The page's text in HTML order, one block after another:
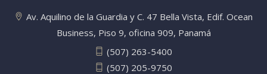
Av. Aquilino de la Guardia y C. 47 Bella Vista, Edif. Ocean
Business, Piso 9, oficina 909, Panamá
(507) 263-5400
(507) 205-9750